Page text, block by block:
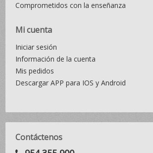
Comprometidos con la enseñanza
Mi cuenta
Iniciar sesión
Información de la cuenta
Mis pedidos
Descargar APP para IOS y Android
Contáctenos